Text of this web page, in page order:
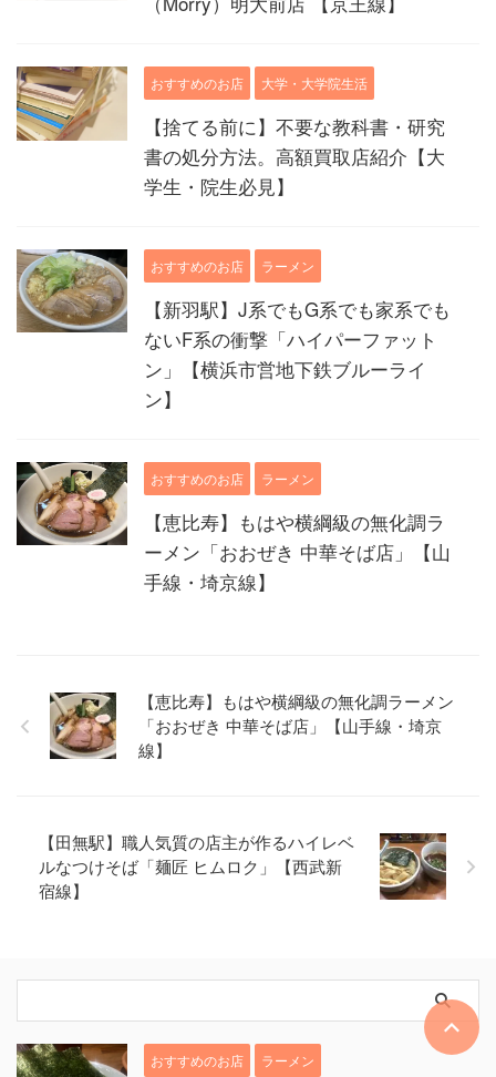
おすすめのお店 大学・大学院生活
【捨てる前に】不要な教科書・研究
書の処分方法。高額買取店紹介【大
学生・院生必見】
おすすめのお店 ラーメン
【新羽駅】J系でもG系でも家系でも
ないF系の衝撃「ハイパーファット
ン」【横浜市営地下鉄ブルーライ
ン】
おすすめのお店 ラーメン
【恵比寿】もはや横綱級の無化調ラ
ーメン「おおぜき 中華そば店」【山
手線・埼京線】
【恵比寿】もはや横綱級の無化調ラーメン
「おおぜき 中華そば店」【山手線・埼京
線】
【田無駅】職人気質の店主が作るハイレベ
ルなつけそば「麺匠 ヒムロク」【西武新
宿線】
おすすめのお店 ラーメン